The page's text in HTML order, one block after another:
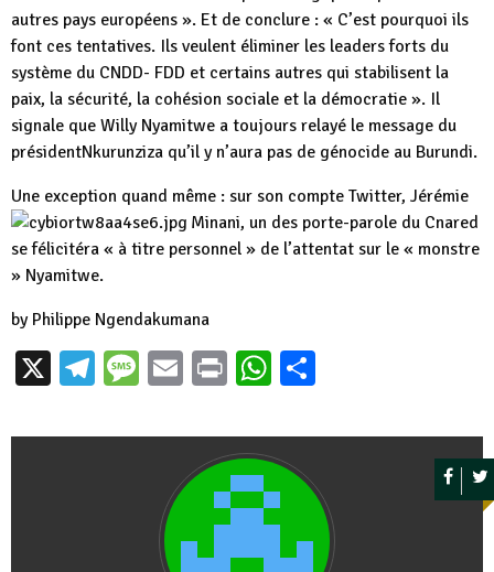
autres pays européens ». Et de conclure : « C’est pourquoi ils
font ces tentatives. Ils veulent éliminer les leaders forts du
système du CNDD- FDD et certains autres qui stabilisent la
paix, la sécurité, la cohésion sociale et la démocratie ». Il
signale que Willy Nyamitwe a toujours relayé le message du
présidentNkurunziza qu’il y n’aura pas de génocide au Burundi.
Une exception quand même : sur son compte Twitter, Jérémie
Minani, un des porte-parole du Cnared
se félicitéra « à titre personnel » de l’attentat sur le « monstre
» Nyamitwe.
by Philippe Ngendakumana
X Telegram
Message
EmailPrintWhatsApp